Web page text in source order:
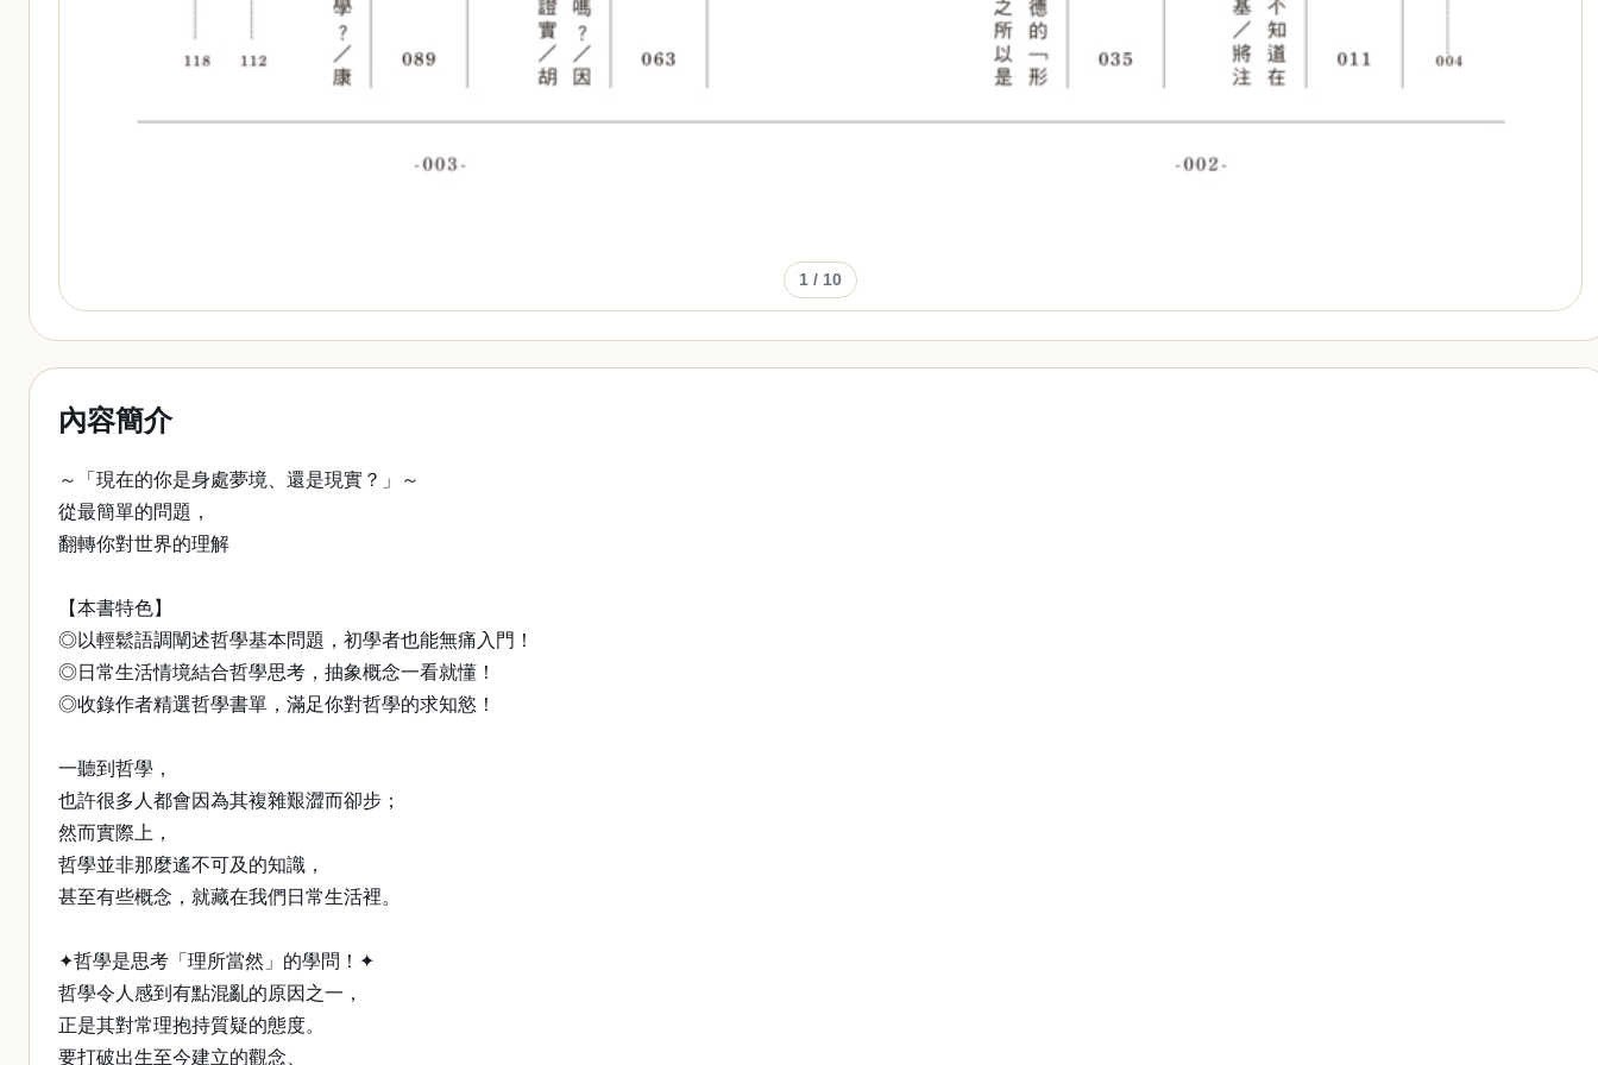
1 / 10
內容簡介
～「現在的你是身處夢境、還是現實？」～
從最簡單的問題，
翻轉你對世界的理解
【本書特色】
◎以輕鬆語調闡述哲學基本問題，初學者也能無痛入門！
◎日常生活情境結合哲學思考，抽象概念一看就懂！
◎收錄作者精選哲學書單，滿足你對哲學的求知慾！
一聽到哲學，
也許很多人都會因為其複雜艱澀而卻步；
然而實際上，
哲學並非那麼遙不可及的知識，
甚至有些概念，就藏在我們日常生活裡。
✦哲學是思考「理所當然」的學問！✦
哲學令人感到有點混亂的原因之一，
正是其對常理抱持質疑的態度。
要打破出生至今建立的觀念、